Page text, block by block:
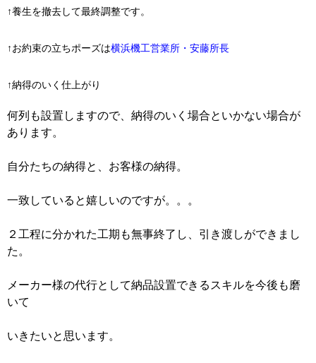
↑養生を撤去して最終調整です。
↑お約束の立ちポーズは横浜機工営業所・安藤所長
↑納得のいく仕上がり
何列も設置しますので、納得のいく場合といかない場合が
あります。
自分たちの納得と、お客様の納得。
一致していると嬉しいのですが。。。
２工程に分かれた工期も無事終了し、引き渡しができまし
た。
メーカー様の代行として納品設置できるスキルを今後も磨
いて
いきたいと思います。